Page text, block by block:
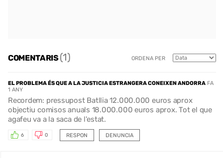
COMENTARIS(1) ORDENA PER
EL PROBLEMA ÉS QUE A LA JUSTICIA ESTRANGERA CONEIXEN ANDORRA FA
1 ANY
Recordem: pressupost Batllia 12.000.000 euros aprox
objectiu comisos anuals 18.000.000 euros aprox. Tot el que
agafeu va a la saca de l'estat.
RESPON
6 0 DENUNCIA